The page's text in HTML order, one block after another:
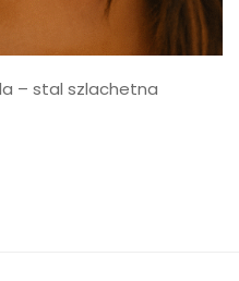
– stal szlachetna